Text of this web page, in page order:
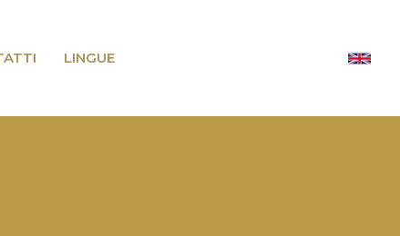
LINGUE